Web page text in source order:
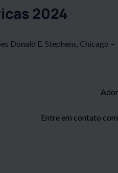
2024
Donald E. Stephens, Chicago –
Entre em contato